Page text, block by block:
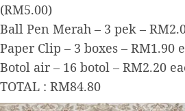
(RM5.00)
Ball Pen Merah – 3 pek –
Paper Clip – 3 boxes – RM1.90
Botol air – 16 botol – RM2.20
TOTAL : RM84.80